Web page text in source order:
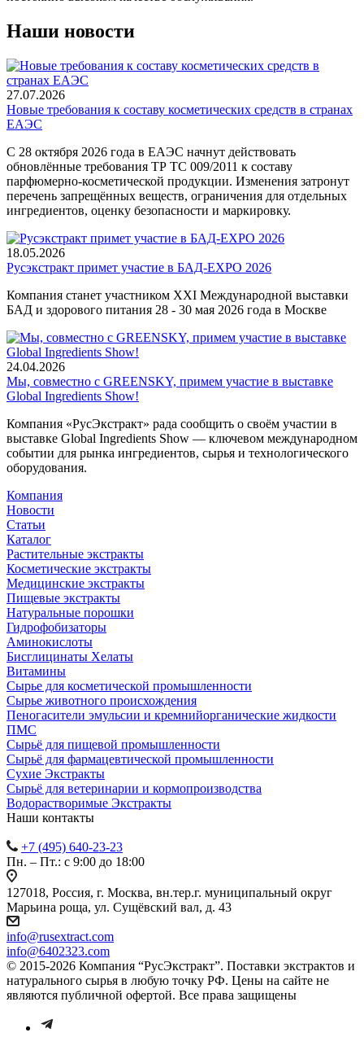
Наши новости
27.07.2026
Новые требования к составу косметических средств в странах
ЕАЭС
С 28 октября 2026 года в ЕАЭС начнут действовать
обновлённые требования ТР ТС 009/2011 к составу
парфюмерно-косметической продукции. Изменения затронут
перечень запрещённых веществ, ограничения для отдельных
ингредиентов, оценку безопасности и маркировку.
18.05.2026
Русэкстракт примет участие в БАД-EXPO 2026
Компания станет участником XXI Международной выставки
БАД и здорового питания 28 - 30 мая 2026 года в Москве
24.04.2026
Мы, совместно с GREENSKY, примем участие в выставке
Global Ingredients Show!
Компания «РусЭкстракт» рада сообщить о своём участии в
выставке Global Ingredients Show — ключевом международном
событии для рынка ингредиентов, сырья и технологического
оборудования.
Компания
Новости
Статьи
Каталог
Растительные экстракты
Косметические экстракты
Медицинские экстракты
Пищевые экстракты
Натуральные порошки
Гидрофобизаторы
Аминокислоты
Бисглицинаты Хелаты
Витамины
Сырье для косметической промышленности
Сырье животного происхождения
Пеногасители эмульсии и кремнийорганические жидкости
ПМС
Сырьё для пищевой промышленности
Сырьё для фармацевтической промышленности
Сухие Экстракты
Сырьё для ветеринарии и кормопроизводства
Водорастворимые Экстракты
Наши контакты
+7 (495) 640-23-23
Пн. – Пт.: с 9:00 до 18:00
127018, Россия, г. Москва, вн.тер.г. муниципальный округ
Марьина роща, ул. Сущёвский вал, д. 43
info@rusextract.com
info@6402323.com
© 2015-2026 Компания “РусЭкстракт”. Поставки экстрактов и
натурального сырья в любую точку РФ. Цены на сайте не
являются публичной офертой. Все права защищены